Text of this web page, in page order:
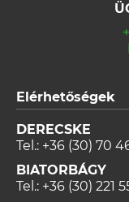
Elérhetőségek
DERECSKE
Tel.: +36 (30) 70
BIATORBÁGY
Tel.: +36 (30) 221